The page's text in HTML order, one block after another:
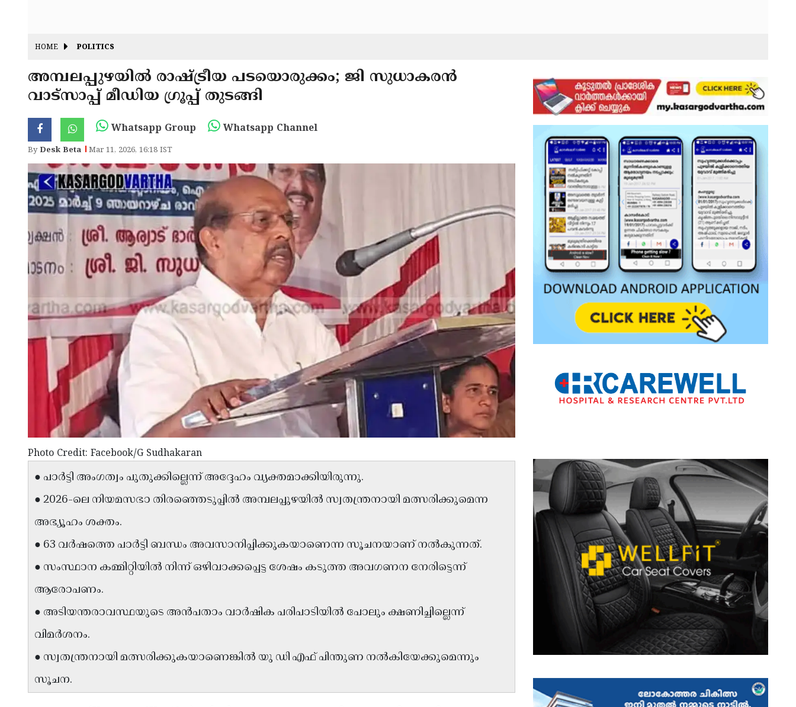
HOME POLITICS
അമ്പലപ്പുഴയിൽ രാഷ്ട്രീയ പടയൊരുക്കം; ജി സുധാകരൻ
വാട്സാപ്പ് മീഡിയ ഗ്രൂപ്പ് തുടങ്ങി
Whatsapp Group Whatsapp Channel
ByDesk Beta Mar 11, 2026, 16:18 IST
Photo Credit: Facebook/G Sudhakaran
● പാർട്ടി അംഗത്വം പുതുക്കില്ലെന്ന് അദ്ദേഹം വ്യക്തമാക്കിയിരുന്നു.
● 2026-ലെ നിയമസഭാ തിരഞ്ഞെടുപ്പിൽ അമ്പലപ്പുഴയിൽ സ്വതന്ത്രനായി മത്സരിക്കുമെന്ന
അഭ്യൂഹം ശക്തം.
● 63 വർഷത്തെ പാർട്ടി ബന്ധം അവസാനിപ്പിക്കുകയാണെന്ന സൂചനയാണ് നൽകുന്നത്.
● സംസ്ഥാന കമ്മിറ്റിയിൽ നിന്ന് ഒഴിവാക്കപ്പെട്ട ശേഷം കടുത്ത അവഗണന നേരിട്ടെന്ന്
ആരോപണം.
● അടിയന്തരാവസ്ഥയുടെ അൻപതാം വാർഷിക പരിപാടിയിൽ പോലും ക്ഷണിച്ചില്ലെന്ന്
വിമർശനം.
● സ്വതന്ത്രനായി മത്സരിക്കുകയാണെങ്കിൽ യു ഡി എഫ് പിന്തുണ നൽകിയേക്കുമെന്നും
സൂചന.